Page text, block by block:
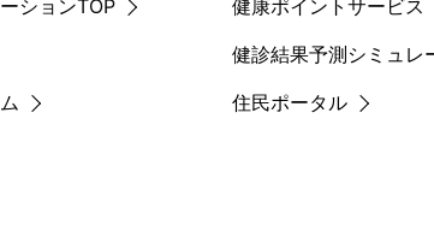
ションTOP
健康ポイントサービス
健診結果予測シミュレ
住民ポータル